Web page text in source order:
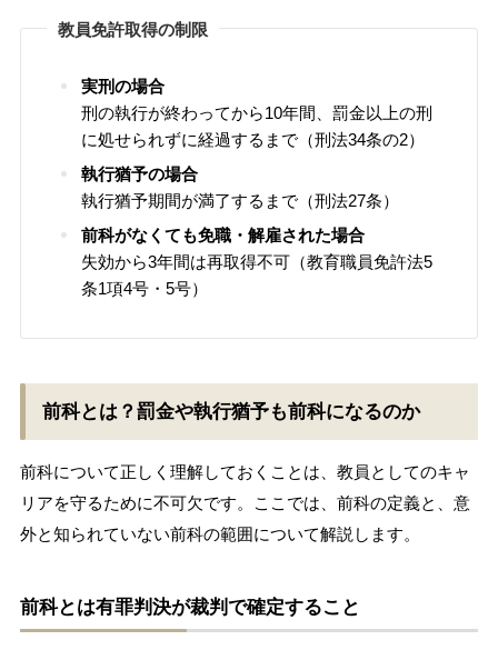
教員免許取得の制限
実刑の場合
刑の執行が終わってから10年間、罰金以上の刑
に処せられずに経過するまで（刑法34条の2）
執行猶予の場合
執行猶予期間が満了するまで（刑法27条）
前科がなくても免職・解雇された場合
失効から3年間は再取得不可（教育職員免許法5
条1項4号・5号）
前科とは？罰金や執行猶予も前科になるのか
前科について正しく理解しておくことは、教員としてのキャ
リアを守るために不可欠です。ここでは、前科の定義と、意
外と知られていない前科の範囲について解説します。
前科とは有罪判決が裁判で確定すること